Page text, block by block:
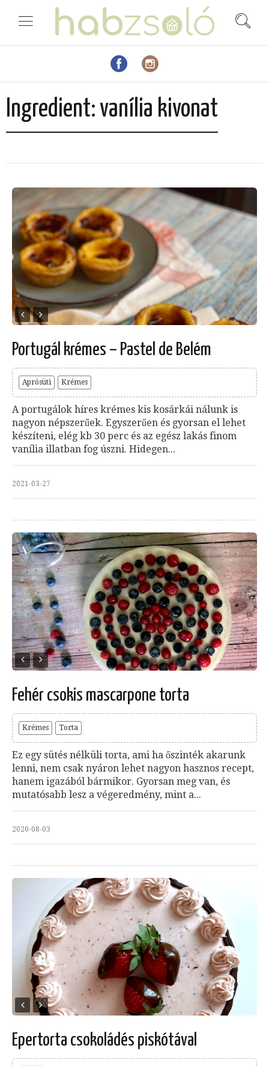
Ingredient:vanília kivonat
Portugál krémes – Pastel de Belém
Aprósüti Krémes
A portugálok híres krémes kis kosárkái nálunk is
nagyon népszerűek. Egyszerűen és gyorsan el lehet
készíteni, elég kb 30 perc és az egész lakás finom
vanília illatban fog úszni. Hidegen...
2021-03-27
Fehér csokis mascarpone torta
Krémes Torta
Ez egy sütés nélküli torta, ami ha őszinték akarunk
lenni, nem csak nyáron lehet nagyon hasznos recept,
hanem igazából bármikor. Gyorsan meg van, és
mutatósabb lesz a végeredmény, mint a...
2020-08-03
Epertorta csokoládés piskótával